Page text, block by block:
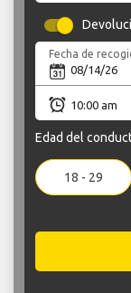
Fecha de
Edad del
18 - 29